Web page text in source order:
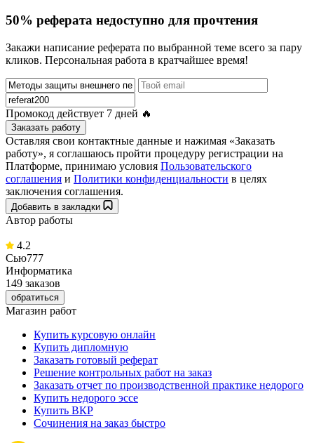
50% реферата недоступно для прочтения
Закажи написание реферата по выбранной теме всего за пару
кликов. Персональная работа в кратчайшее время!
Промокод действует 7 дней 🔥
Заказать работу
Оставляя свои контактные данные и нажимая «Заказать
работу», я соглашаюсь пройти процедуру регистрации на
Платформе, принимаю условия Пользовательского
соглашения и Политики конфиденциальности в целях
заключения соглашения.
Добавить в закладки
Автор работы
4.2
Сью777
Информатика
149 заказов
обратиться
Магазин работ
Купить курсовую онлайн
Купить дипломную
Заказать готовый реферат
Решение контрольных работ на заказ
Заказать отчет по производственной практике недорого
Купить недорого эссе
Купить ВКР
Сочинения на заказ быстро